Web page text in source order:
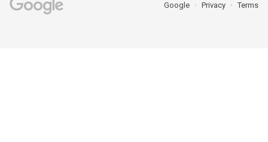
Google Privacy Terms